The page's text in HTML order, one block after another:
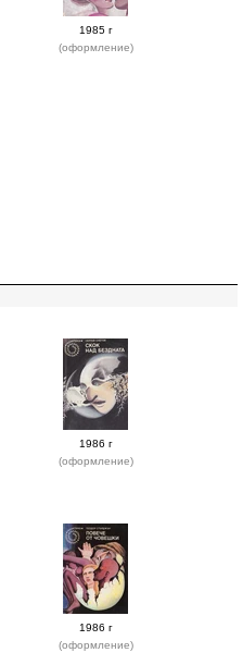
1985 г
(оформление)
1986 г
(оформление)
1986 г
(оформление)